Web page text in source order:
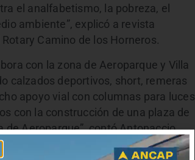
el analfabetismo, la pobreza, el
ambiente”, explicó a revista
Camino de los Horneros.
con la zona de Aeroparque y Villa
calzados deportivos, short, remeras
apoyo vial con columnas para luces
con la construcción de una plaza de
de Aeroparque”, contó Antonaccio.
Ruben Moreno destacó la